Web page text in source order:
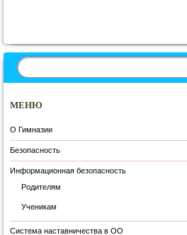
МЕНЮ
О Гимназии
Безопасность
Информационная безопасность
Родителям
Ученикам
Система наставничества в ОО